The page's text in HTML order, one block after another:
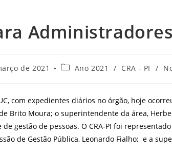
Administradores
de 2021
Categoria
Ano 2021 / CRA - PI /
com expedientes diários no órgão, hoje
Brito Moura; o superintendente da área,
gestão de pessoas. O CRA-PI foi
de Gestão Pública, Leonardo Fialho; e a